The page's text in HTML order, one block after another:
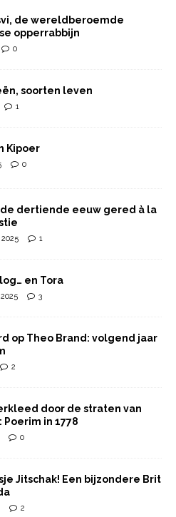
de wereldberoemde
opperrabbijn
0
soorten leven
1
Kipoer
0
de dertiende eeuw gered à la
1
en Tora
3
op Theo Brand: volgend jaar
2
door de straten van
in 1778
0
Jitschak! Een bijzondere Brit
2